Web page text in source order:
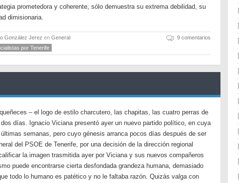
prometedora y coherente, sólo demuestra su extrema debilidad, su
dimisionaria.
González Jerez en General
9 comentarios
por Tenerife
– el logo de estilo charcutero, las chapitas, las cuatro perras de
días. Ignacio Viciana presentó ayer un nuevo partido político, en cuya
semanas, pero cuyo génesis arranca pocos días después de ser
del PSOE de Tenerife, por una decisión de la dirección regional
la imagen trasmitida ayer por Viciana y sus nuevos compañeros
puede encontrarse cierta desfondada grandeza humana, demasiado
todo lo humano es patético y no le faltaba razón. Quizás valga con